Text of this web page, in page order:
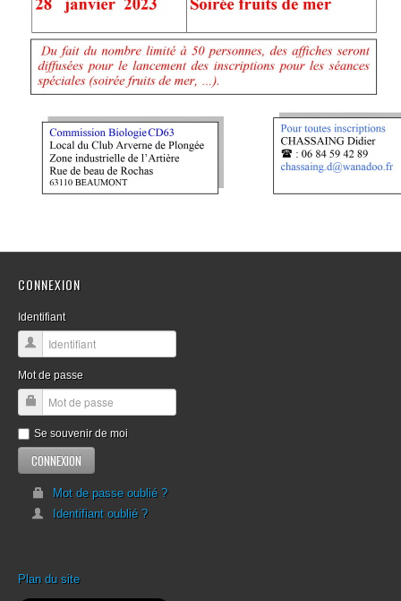
CONNEXION
Identifiant
Mot de passe
Se souvenir de moi
Mot de passe oublié ?
Identifiant oublié ?
Plan du site